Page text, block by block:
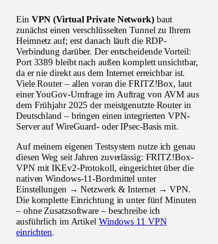
Ein VPN (Virtual Private Network)baut
zunächst einen verschlüsselten Tunnel zu Ihrem
Heimnetz auf; erst danach läuft die RDP-
Verbindung darüber. Der entscheidende Vorteil:
Port 3389 bleibt nach außen komplett unsichtbar,
da er nie direkt aus dem Internet erreichbar ist.
Viele Router – allen voran die FRITZ!Box, laut
einer YouGov-Umfrage im Auftrag von AVM aus
dem Frühjahr 2025 der meistgenutzte Router in
Deutschland – bringen einen integrierten VPN-
Server auf WireGuard- oder IPsec-Basis mit.
Auf meinem eigenen Testsystem nutze ich genau
diesen Weg seit Jahren zuverlässig: FRITZ!Box-
VPN mit IKEv2-Protokoll, eingerichtet über die
nativen Windows-11-Bordmittel unter
Einstellungen → Netzwerk & Internet → VPN.
Die komplette Einrichtung in unter fünf Minuten
– ohne Zusatzsoftware – beschreibe ich
ausführlich im Artikel Windows 11 VPN
einrichten.